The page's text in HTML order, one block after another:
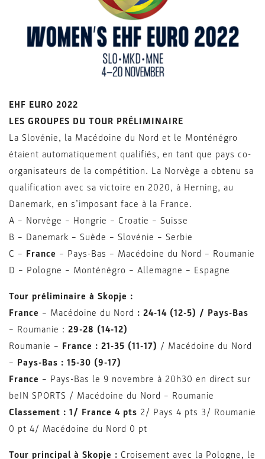
EHF EURO 2022
LES GROUPES DU TOUR PRÉLIMINAIRE
La Slovénie, la Macédoine du Nord et le Monténégro
étaient automatiquement qualifiés, en tant que pays co-
organisateurs de la compétition. La Norvège a obtenu sa
qualification avec sa victoire en 2020, à Herning, au
Danemark, en s’imposant face à la France.
A – Norvège – Hongrie – Croatie – Suisse
B – Danemark – Suède – Slovénie – Serbie
C – France – Pays-Bas – Macédoine du Nord – Roumanie
D – Pologne – Monténégro – Allemagne – Espagne
Tour préliminaire à Skopje :
France – Macédoine du Nord : 24-14 (12-5) / Pays-Bas
– Roumanie : 29-28 (14-12)
Roumanie – France : 21-35 (11-17) / Macédoine du Nord
– Pays-Bas : 15-30 (9-17)
France – Pays-Bas le 9 novembre à 20h30 en direct sur
beIN SPORTS / Macédoine du Nord – Roumanie
Classement : 1/ France 4 pts 2/ Pays 4 pts 3/ Roumanie
0 pt 4/ Macédoine du Nord 0 pt
Tour principal à Skopje : Croisement avec la Pologne, le